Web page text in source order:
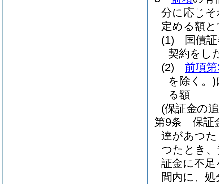
分に応じ
定める額
(1)
国債
契約をし
(2)
前項
を除く。)
る額
(保証金の
第9条
保証
達があつ
つたとき
証金に不
間内に、